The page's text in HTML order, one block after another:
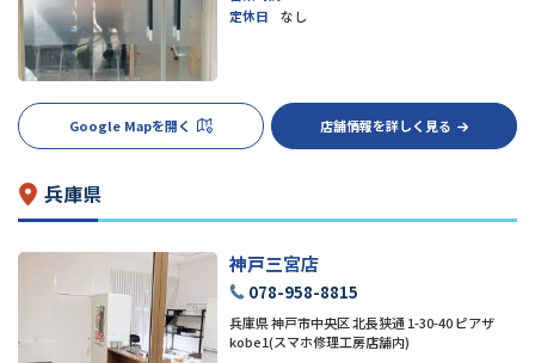
定休日
なし
Google Mapを開く 店舗情報を詳しく見る
兵庫県
神戸三宮店
078-958-8815
兵庫県 神戸市中央区 北長狭通 1-30-40 ピアザ
kobe1(スマホ修理工房店舗内)